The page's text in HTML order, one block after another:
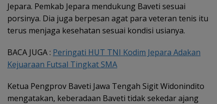
Jepara. Pemkab Jepara mendukung Baveti sesuai
porsinya. Dia juga berpesan agat para veteran tenis itu
terus menjaga kesehatan sesuai kondisi usianya.
BACA JUGA : Peringati HUT TNI Kodim Jepara Adakan
Kejuaraan Futsal Tingkat SMA
Ketua Pengprov Baveti Jawa Tengah Sigit Widonindito
mengatakan, keberadaan Baveti tidak sekedar ajang